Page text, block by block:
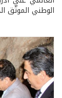
الوطني الموثّق